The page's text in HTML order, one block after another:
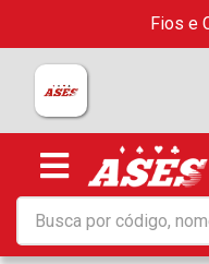
Fios e